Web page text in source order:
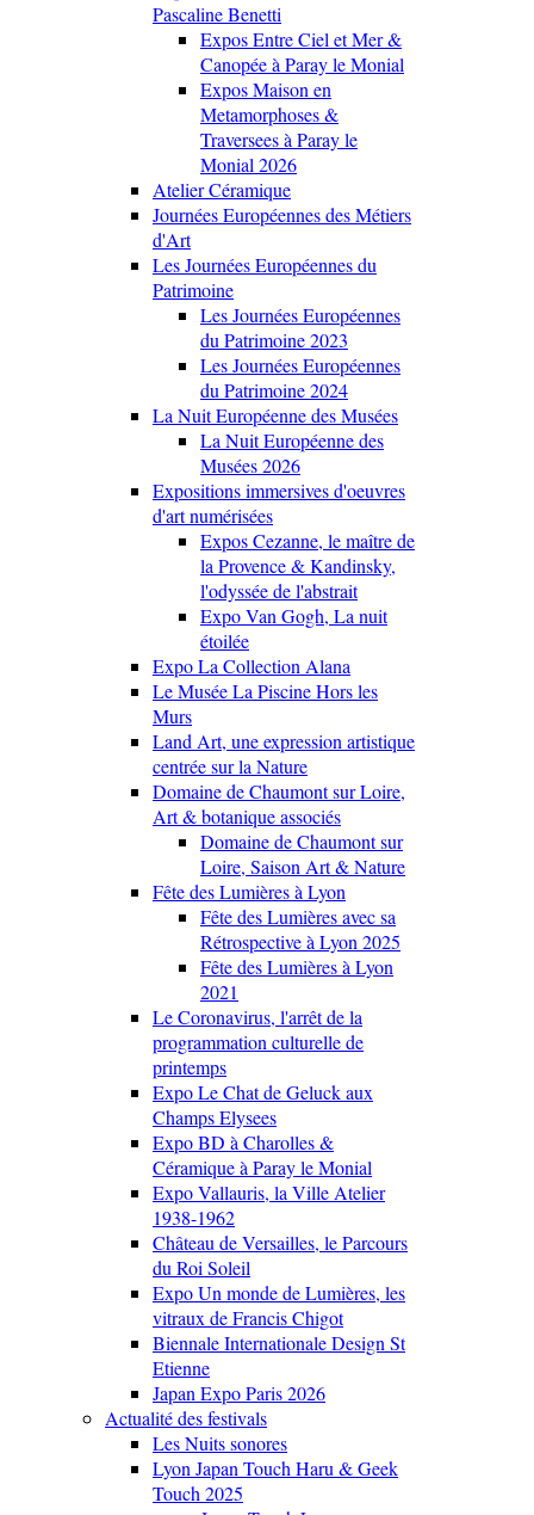
Pascaline Benetti
Expos Entre Ciel et Mer &
Canopée à Paray le Monial
Expos Maison en
Metamorphoses &
Traversees à Paray le
Monial 2026
Atelier Céramique
Journées Européennes des Métiers
d'Art
Les Journées Européennes du
Patrimoine
Les Journées Européennes
du Patrimoine 2023
Les Journées Européennes
du Patrimoine 2024
La Nuit Européenne des Musées
La Nuit Européenne des
Musées 2026
Expositions immersives d'oeuvres
d'art numérisées
Expos Cezanne, le maître de
la Provence & Kandinsky,
l'odyssée de l'abstrait
Expo Van Gogh, La nuit
étoilée
Expo La Collection Alana
Le Musée La Piscine Hors les
Murs
Land Art, une expression artistique
centrée sur la Nature
Domaine de Chaumont sur Loire,
Art & botanique associés
Domaine de Chaumont sur
Loire, Saison Art & Nature
Fête des Lumières à Lyon
Fête des Lumières avec sa
Rétrospective à Lyon 2025
Fête des Lumières à Lyon
2021
Le Coronavirus, l'arrêt de la
programmation culturelle de
printemps
Expo Le Chat de Geluck aux
Champs Elysees
Expo BD à Charolles &
Céramique à Paray le Monial
Expo Vallauris, la Ville Atelier
1938-1962
Château de Versailles, le Parcours
du Roi Soleil
Expo Un monde de Lumières, les
vitraux de Francis Chigot
Biennale Internationale Design St
Etienne
Japan Expo Paris 2026
Actualité des festivals
Les Nuits sonores
Lyon Japan Touch Haru & Geek
Touch 2025